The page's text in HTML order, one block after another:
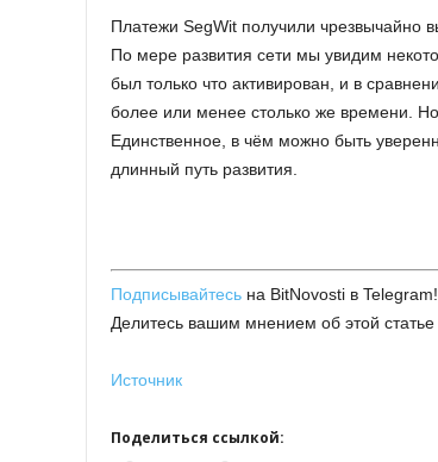
Платежи SegWit получили чрезвычайно
По мере развития сети мы увидим
был только что активирован, и в
более или менее столько же времени. Но
Единственное, в чём можно быть
длинный путь развития.
Подписывайтесь на BitNovosti в Telegram!
Делитесь вашим мнением об этой
Источник
Поделиться ссылкой: